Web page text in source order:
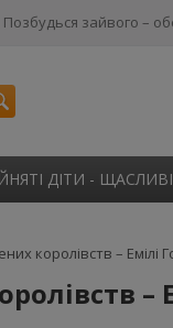
Позбудься зайвого –
ДІТИ -
королівств – Емілі
–